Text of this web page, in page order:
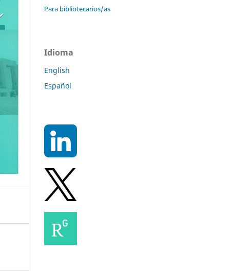
Para bibliotecarios/as
Idioma
English
Español